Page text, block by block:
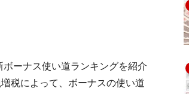
ーナス使い道ランキングを紹介
税によって、ボーナスの使い道